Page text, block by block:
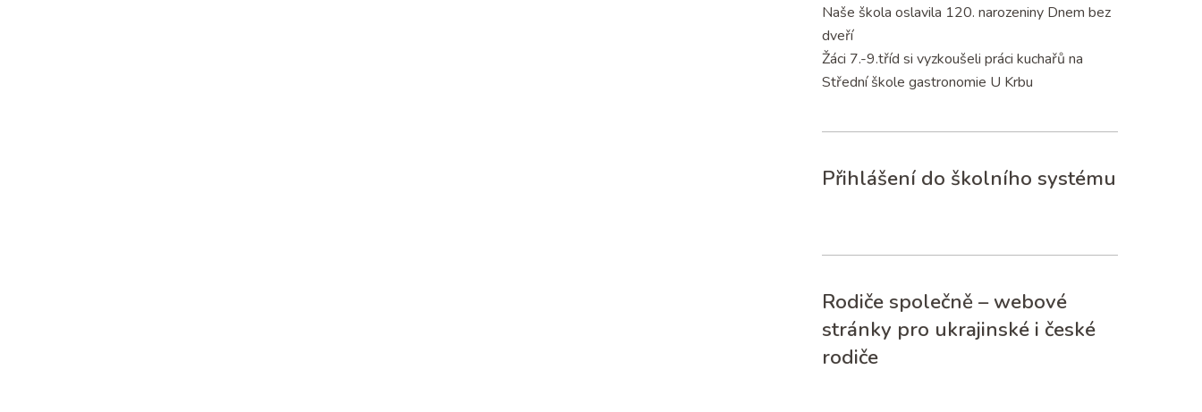
Naše škola oslavila 120. narozeniny Dnem bez
dveří
Žáci 7.-9.tříd si vyzkoušeli práci kuchařů na
Střední škole gastronomie U Krbu
Přihlášení do školního systému
Rodiče společně – webové
stránky pro ukrajinské i české
rodiče